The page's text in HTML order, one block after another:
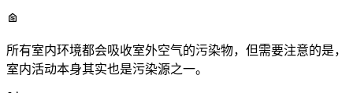
所有室内环境都会吸收室外空气的污染物，但需要注意的是，
室内活动本身其实也是污染源之一。